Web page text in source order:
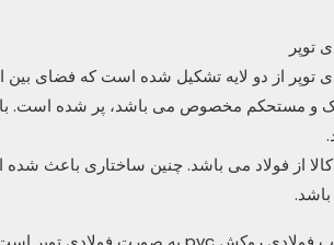
توپر
از دو لایه تشکیل شده است که فضای بین
و مستحکم مخصوص می باشد، پر شده است.
از فولاد می باشد. چنین ساختاری باعث
باشد.